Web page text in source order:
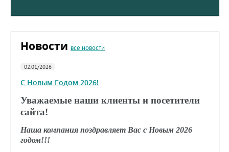
Новости все новости
02.01/2026
С Новым Годом 2026!
Уважаемые наши клиенты и посетители
сайта!
Наша компания поздравляет Вас с Новым 2026
годом!!!